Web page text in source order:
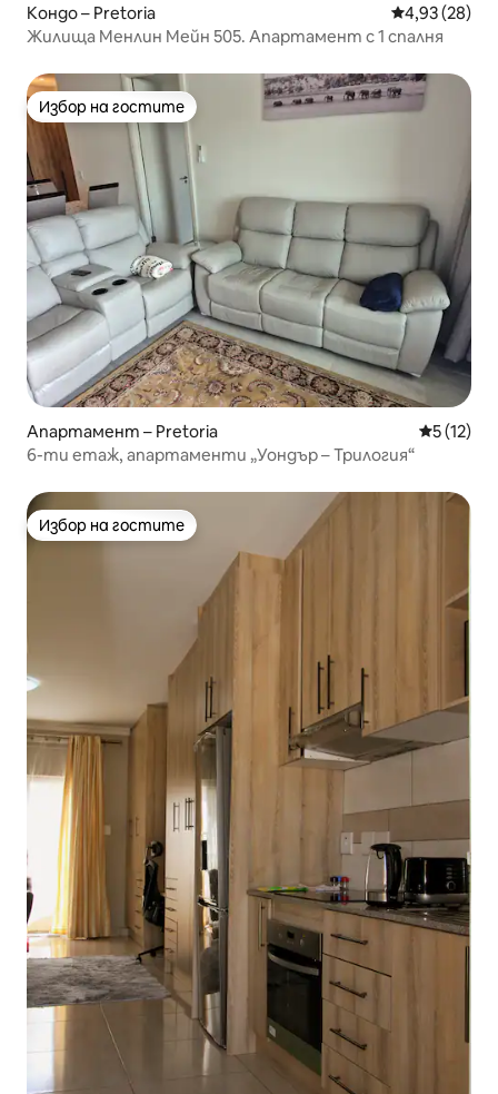
Кондо – Pretoria Средна
4,93 (28)
Жилища Менлин Мейн 505. Апартамент с 1 спалня
Избор на гостите
Избор на гостите
Апартамент – Pretoria Средна
5 (12)
6-ти етаж, апартаменти „Уондър – Трилогия“
Избор на гостите
Избор на гостите